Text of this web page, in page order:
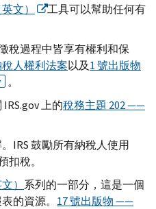
文）
工具可以幫助任何有
稅過程中皆享有權利和保
人權利法案以及1 號出版物
。
IRS.gov上的稅務主題 202 ——
IRS鼓勵所有納稅人使用
扣稅。
） 系列的一部分，這是一個
的資源。 17 號出版物 ——